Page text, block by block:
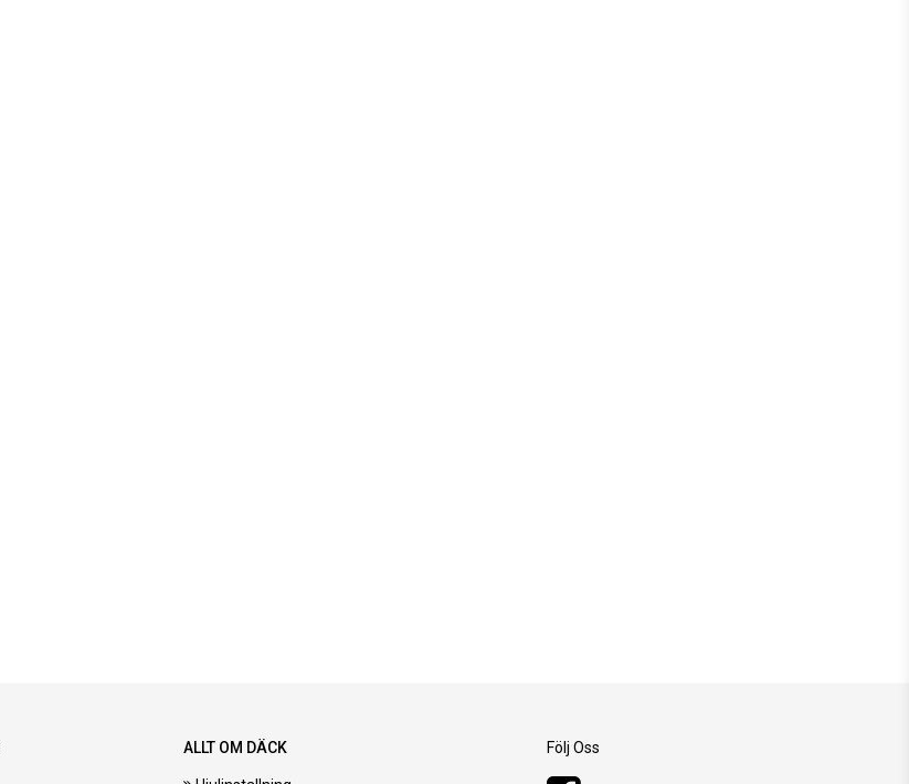
ALLT OM DÄCK Följ Oss